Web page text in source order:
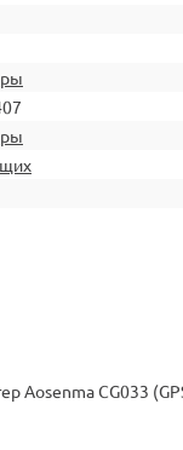
Aosenma CG033